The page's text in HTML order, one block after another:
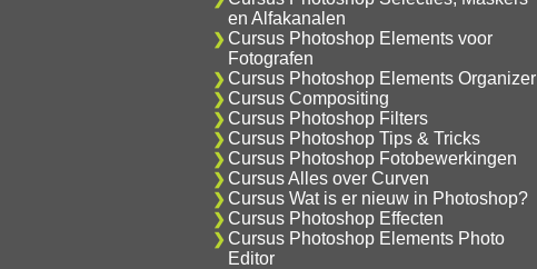
en Alfakanalen
Cursus Photoshop Elements voor
Fotografen
Cursus Photoshop Elements Organizer
Cursus Compositing
Cursus Photoshop Filters
Cursus Photoshop Tips & Tricks
Cursus Photoshop Fotobewerkingen
Cursus Alles over Curven
Cursus Wat is er nieuw in Photoshop?
Cursus Photoshop Effecten
Cursus Photoshop Elements Photo
Editor